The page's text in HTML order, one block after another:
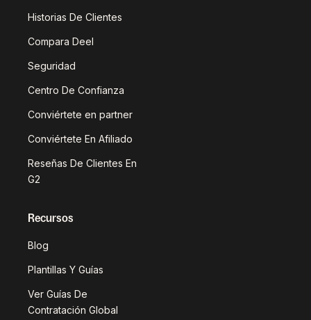
Historias De Clientes
Compara Deel
Seguridad
Centro De Confianza
Conviértete en partner
Conviértete En Afiliado
Reseñas De Clientes En
G2
Recursos
Blog
Plantillas Y Guías
Ver Guías De
Contratación Global